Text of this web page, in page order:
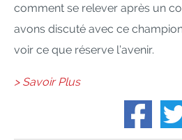
comment se relever après un
avons discuté avec ce
voir ce que réserve l’avenir.
> Savoir Plus